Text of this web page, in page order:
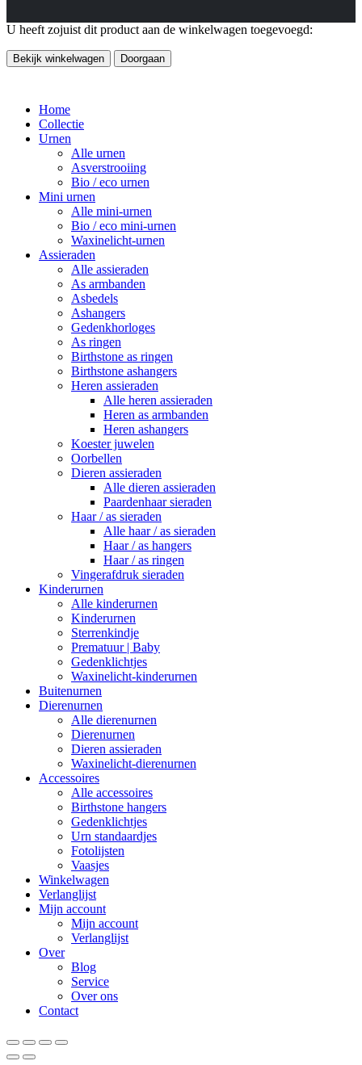
U heeft zojuist dit product aan de winkelwagen toegevoegd:
Bekijk winkelwagen Doorgaan
Home
Collectie
Urnen
Alle urnen
Asverstrooiing
Bio / eco urnen
Mini urnen
Alle mini-urnen
Bio / eco mini-urnen
Waxinelicht-urnen
Assieraden
Alle assieraden
As armbanden
Asbedels
Ashangers
Gedenkhorloges
As ringen
Birthstone as ringen
Birthstone ashangers
Heren assieraden
Alle heren assieraden
Heren as armbanden
Heren ashangers
Koester juwelen
Oorbellen
Dieren assieraden
Alle dieren assieraden
Paardenhaar sieraden
Haar / as sieraden
Alle haar / as sieraden
Haar / as hangers
Haar / as ringen
Vingerafdruk sieraden
Kinderurnen
Alle kinderurnen
Kinderurnen
Sterrenkindje
Prematuur | Baby
Gedenklichtjes
Waxinelicht-kinderurnen
Buitenurnen
Dierenurnen
Alle dierenurnen
Dierenurnen
Dieren assieraden
Waxinelicht-dierenurnen
Accessoires
Alle accessoires
Birthstone hangers
Gedenklichtjes
Urn standaardjes
Fotolijsten
Vaasjes
Winkelwagen
Verlanglijst
Mijn account
Mijn account
Verlanglijst
Over
Blog
Service
Over ons
Contact